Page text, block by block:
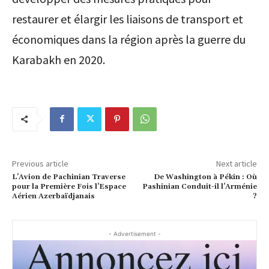
restaurer et élargir les liaisons de transport et
économiques dans la région après la guerre du
Karabakh en 2020.
Previous article
L’Avion de Pachinian Traverse
pour la Première Fois l’Espace
Aérien Azerbaïdjanais
Next article
De Washington à Pékin : Où
Pashinian Conduit-il l’Arménie
?
- Advertisement -